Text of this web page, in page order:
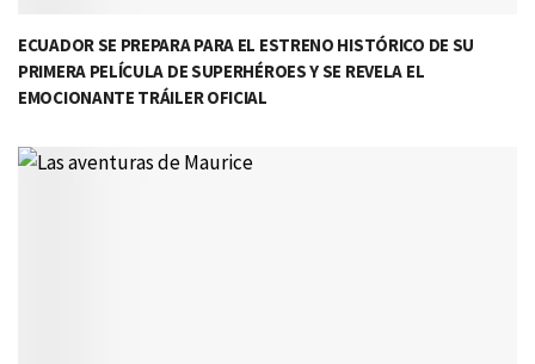
ECUADOR SE PREPARA PARA EL ESTRENO HISTÓRICO DE SU
PRIMERA PELÍCULA DE SUPERHÉROES Y SE REVELA EL
EMOCIONANTE TRÁILER OFICIAL